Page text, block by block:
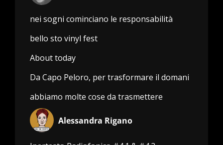
nei sogni cominciano le responsabilità
bello sto vinyl fest
About today
Da Capo Peloro, per trasformare il domani
abbiamo molte cose da trasmettere
Alessandra Rigano